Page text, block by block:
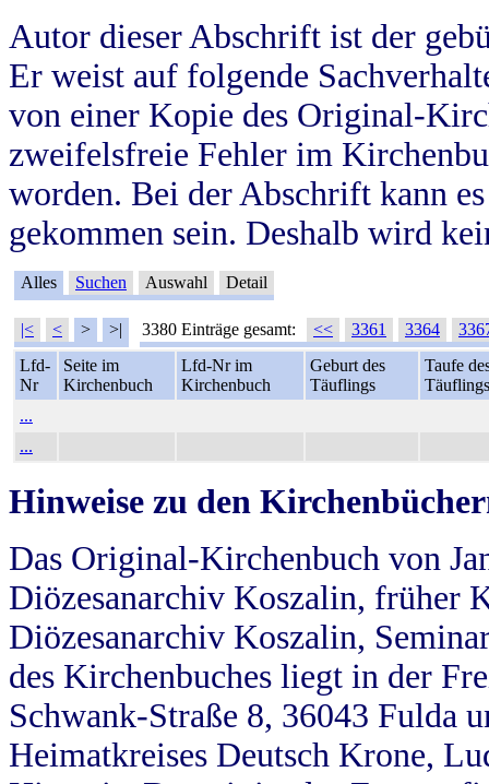
Autor dieser Abschrift ist der
Er weist auf folgende
von einer Kopie des Original-
zweifelsfreie Fehler im
worden. Bei der Abschrift kann
gekommen sein. Deshalb wird
Alles Suchen Auswahl Detail
|< < > >| 3380 Einträge gesamt: << 3361 3364
Lfd-
Nr
Seite im
Kirchenbuch
Lfd-Nr im
Kirchenbuch
Geburt des
Täuflings
Taufe
Täuflings
...
...
Hinweise zu den
Das Original-Kirchenbuch von
Diözesanarchiv Koszalin, früher
Diözesanarchiv Koszalin,
des Kirchenbuches liegt in der
Schwank-Straße 8, 36043 Fulda
Heimatkreises Deutsch Krone,